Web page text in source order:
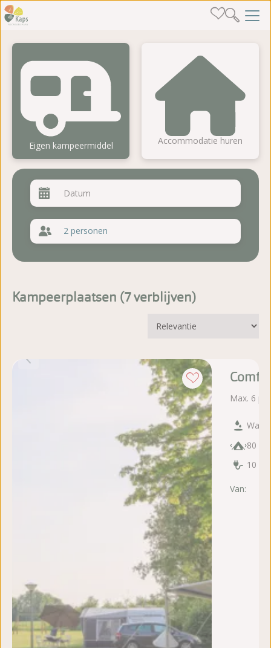
Eigen kampeermiddel Accommodatie huren
2 personen
Kampeerplaatsen ( verblijven)
Max. 6
80
10
Van: